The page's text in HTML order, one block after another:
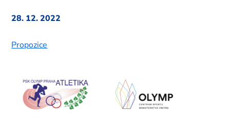
28. 12. 2022
Propozice